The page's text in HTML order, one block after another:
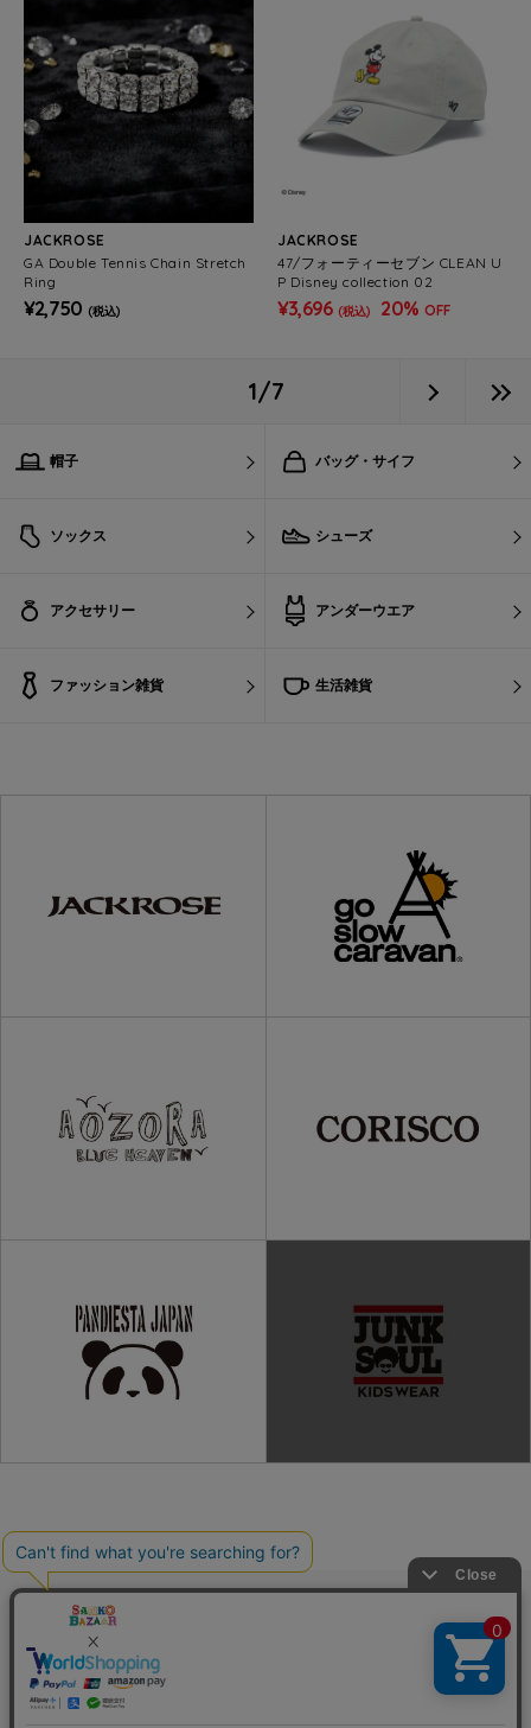
JACKROSE
GA Double Tennis Chain Stretch
Ring
¥2,750 (税込)
JACKROSE
47/フォーティーセブン CLEAN U
P Disney collection 02
¥3,696 (税込) 20% OFF
1/7
帽子 バッグ・サイフ
ソックス シューズ
アクセサリー アンダーウエア
ファッション雑貨 生活雑貨
ご利用ガイド
利用規約